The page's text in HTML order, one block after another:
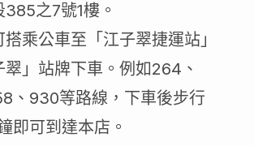
之7號1樓。
搭乘公車至「江子翠捷運站」
翠」站牌下車。例如264、
、930等路線，下車後步行
即可到達本店。